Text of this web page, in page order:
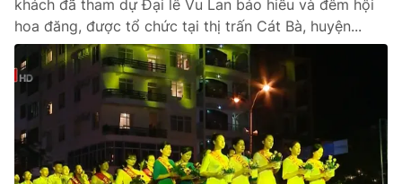
khách đã tham dự Đại lễ Vu Lan báo hiếu và đêm hội
hoa đăng, được tổ chức tại thị trấn Cát Bà, huyện...